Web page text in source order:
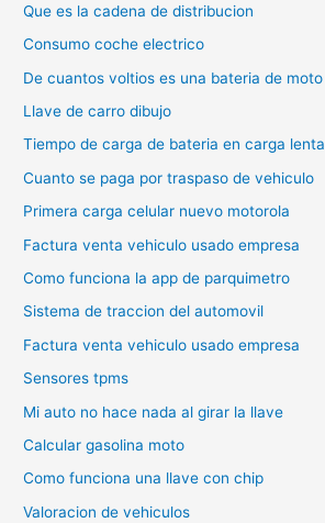
Que es la cadena de distribucion
Consumo coche electrico
De cuantos voltios es una bateria de moto
Llave de carro dibujo
Tiempo de carga de bateria en carga lenta
Cuanto se paga por traspaso de vehiculo
Primera carga celular nuevo motorola
Factura venta vehiculo usado empresa
Como funciona la app de parquimetro
Sistema de traccion del automovil
Factura venta vehiculo usado empresa
Sensores tpms
Mi auto no hace nada al girar la llave
Calcular gasolina moto
Como funciona una llave con chip
Valoracion de vehiculos